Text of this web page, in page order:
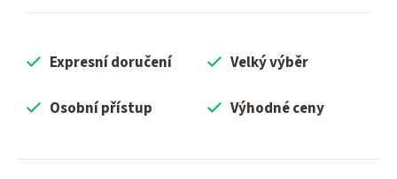
Expresní doručení Velký výběr
Osobní přístup Výhodné ceny